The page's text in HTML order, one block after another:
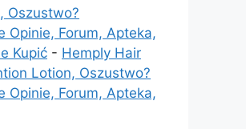
Oszustwo?
Opinie, Forum, Apteka,
Kupić - Hemply Hair
Lotion, Oszustwo?
Opinie, Forum, Apteka,